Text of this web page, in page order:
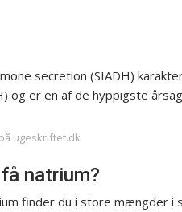
secretion (SIADH)
og er en af de hyppigste
ugeskriftet.dk
natrium?
finder du i store mængder i